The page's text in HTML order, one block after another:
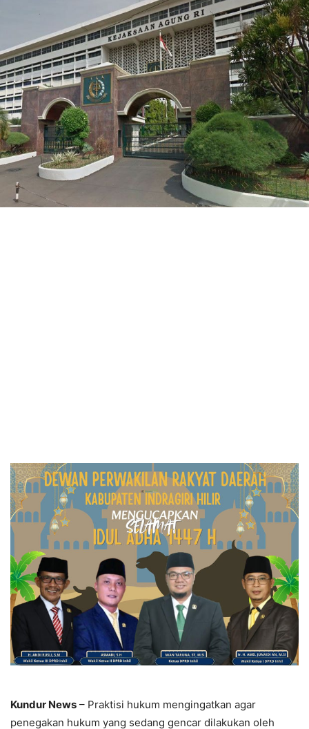
Kundur News – Praktisi hukum mengingatkan agar
penegakan hukum yang sedang gencar dilakukan oleh